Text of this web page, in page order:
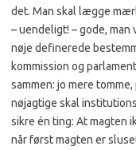
det. Man skal lægge
– uendeligt! – gode,
nøje definerede
kommission og
sammen: jo mere
nøjagtige skal
sikre én ting: At magten
når først magten er